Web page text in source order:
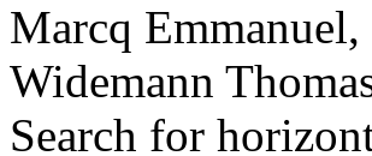
Marcq Emmanuel,
Widemann
Search for